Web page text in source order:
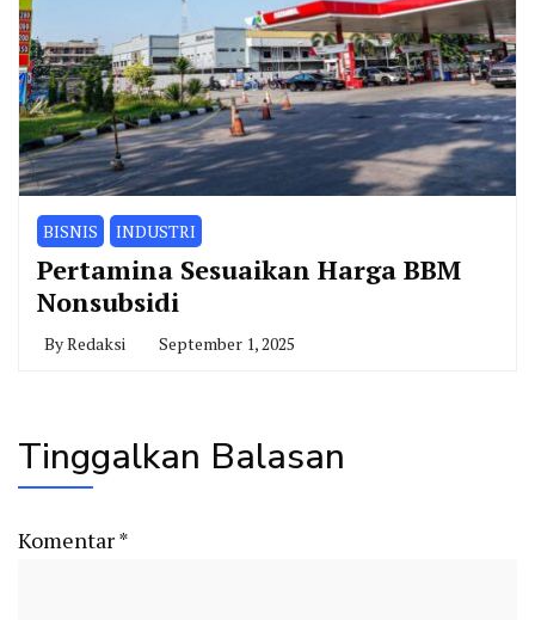
BISNIS INDUSTRI
Pertamina Sesuaikan Harga BBM
Nonsubsidi
ByRedaksi September 1, 2025
Tinggalkan Balasan
Komentar*